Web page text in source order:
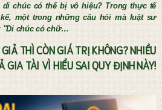
chúc có thể bị vô hiệu? Trong thực tế
một trong những câu hỏi mà luật sư
"Di chúc có chữ…
THÌ CÒN GIÁ TRỊ KHÔNG? NHIỀU
GIA TÀI VÌ HIỂU SAI QUY ĐỊNH NÀY!